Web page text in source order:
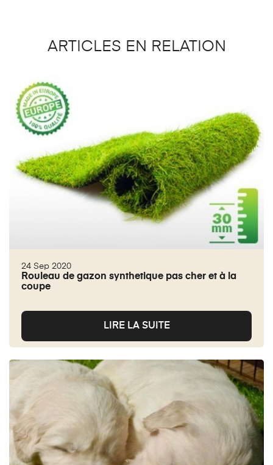
ARTICLES EN RELATION
24 Sep 2020
Rouleau de gazon synthetique pas cher et à la
coupe
LIRE LA SUITE